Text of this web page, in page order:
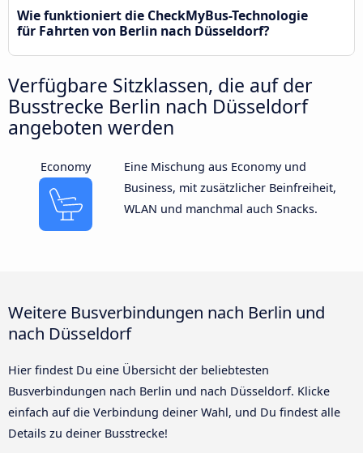
Wie funktioniert die CheckMyBus-Technologie
für Fahrten von Berlin nach Düsseldorf?
Verfügbare Sitzklassen, die auf der
Busstrecke Berlin nach Düsseldorf
angeboten werden
Economy
Eine Mischung aus Economy und
Business, mit zusätzlicher Beinfreiheit,
WLAN und manchmal auch Snacks.
Weitere Busverbindungen nach Berlin und
nach Düsseldorf
Hier findest Du eine Übersicht der beliebtesten
Busverbindungen nach Berlin und nach Düsseldorf. Klicke
einfach auf die Verbindung deiner Wahl, und Du findest alle
Details zu deiner Busstrecke!